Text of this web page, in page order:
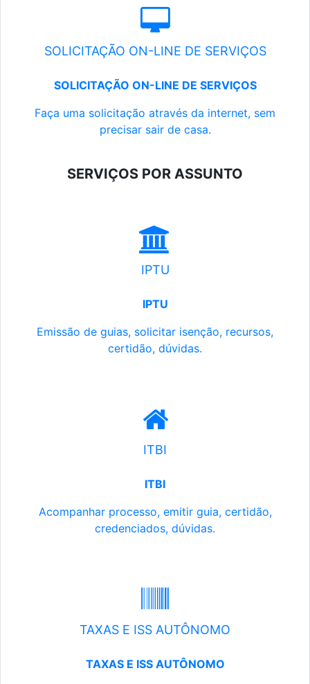
SOLICITAÇÃO ON-LINE DE SERVIÇOS
SOLICITAÇÃO ON-LINE DE SERVIÇOS
Faça uma solicitação através da internet, sem
precisar sair de casa.
SERVIÇOS POR ASSUNTO
IPTU
IPTU
Emissão de guias, solicitar isenção, recursos,
certidão, dúvidas.
ITBI
ITBI
Acompanhar processo, emitir guia, certidão,
credenciados, dúvidas.
TAXAS E ISS AUTÔNOMO
TAXAS E ISS AUTÔNOMO